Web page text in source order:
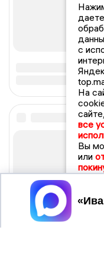
с
На
все
Вы
или